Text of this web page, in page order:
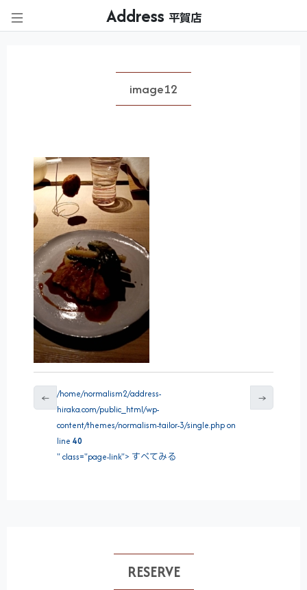
Address 平賀店
image12
←
/home/normalism2/address-
hiraka.com/public_html/wp-
content/themes/normalism-tailor-3/single.php on
line40
" class="page-link"> すべてみる
→
RESERVE